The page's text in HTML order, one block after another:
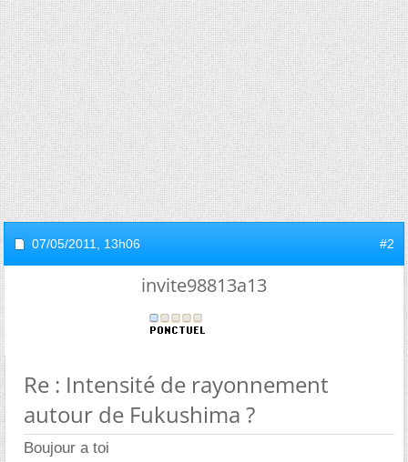
07/05/2011, 13h06 #2
invite98813a13
Re : Intensité de rayonnement
autour de Fukushima ?
Boujour a toi